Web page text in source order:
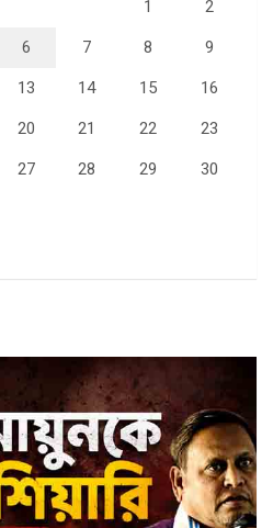
1 2
6 7 8 9
13 14 15 16
20 21 22 23
27 28 29 30